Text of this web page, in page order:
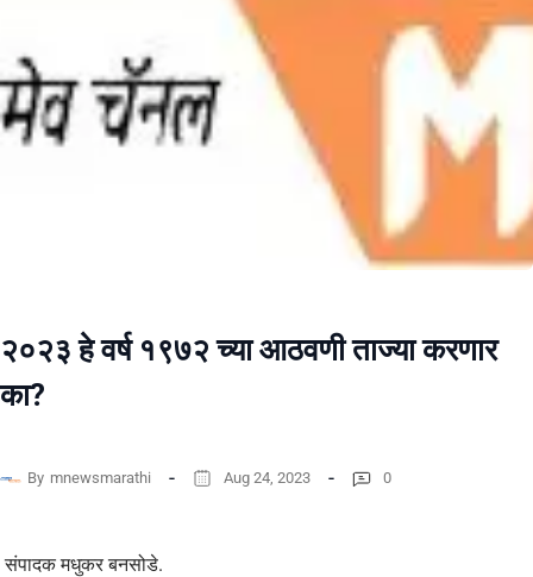
२०२३ हे वर्ष १९७२ च्या आठवणी ताज्या करणार
का?
By mnewsmarathi Aug 24, 2023 0
संपादक मधुकर बनसोडे.